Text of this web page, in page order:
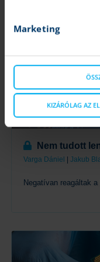
Marketing
KIZÁRÓLAG AZ
Nem tudott
Varga Dániel | Jakub
Negatívan reagáltak